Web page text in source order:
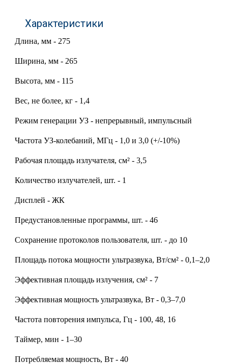
Характеристики
Длина, мм - 275
Ширина, мм - 265
Высота, мм - 115
Вес, не более, кг - 1,4
Режим генерации УЗ - непрерывный, импульсный
Частота УЗ-колебаний, МГц - 1,0 и 3,0 (+/-10%)
Рабочая площадь излучателя, см² - 3,5
Количество излучателей, шт. - 1
Дисплей - ЖК
Предустановленные программы, шт. - 46
Сохранение протоколов пользователя, шт. - до 10
Площадь потока мощности ультразвука, Вт/см² - 0,1–2,0
Эффективная площадь излучения, см² - 7
Эффективная мощность ультразвука, Вт - 0,3–7,0
Частота повторения импульса, Гц - 100, 48, 16
Таймер, мин - 1–30
Потребляемая мощность, Вт - 40